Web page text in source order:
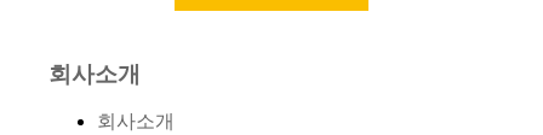
회사소개
회사소개